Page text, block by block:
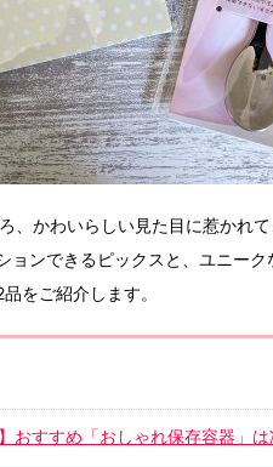
かわいらしい見た目に惹かれ
ョンできるピックスと、ユニー
をご紹介します。
おすすめ「おしゃれ保存容器」